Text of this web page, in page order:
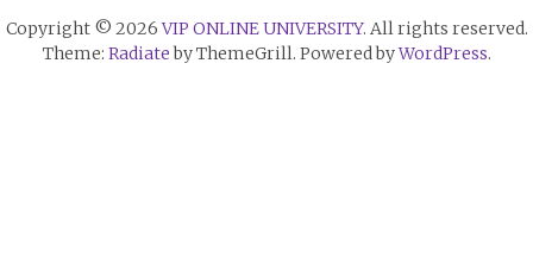
Copyright © 2026VIP ONLINE UNIVERSITY. All rights reserved.
Theme: Radiateby ThemeGrill. Powered byWordPress.